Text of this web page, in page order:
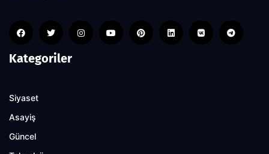
Kategoriler
Siyaset
Asayiş
Güncel